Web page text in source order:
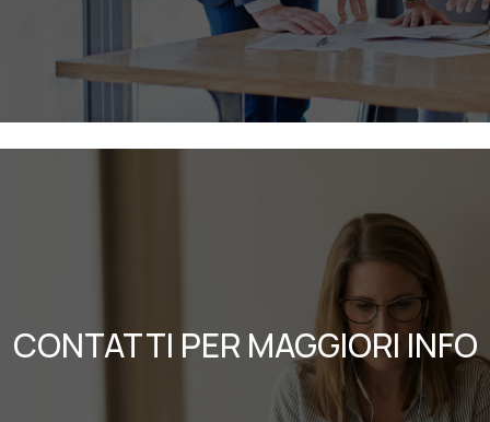
CONTATTI PER MAGGIORI INFO